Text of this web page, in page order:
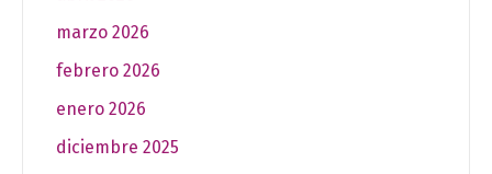
marzo 2026
febrero 2026
enero 2026
diciembre 2025